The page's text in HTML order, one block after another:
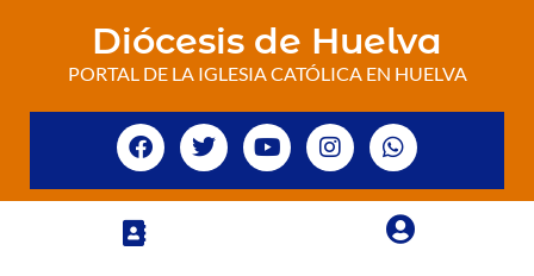
Diócesis de Huelva
PORTAL DE LA IGLESIA CATÓLICA EN HUELVA